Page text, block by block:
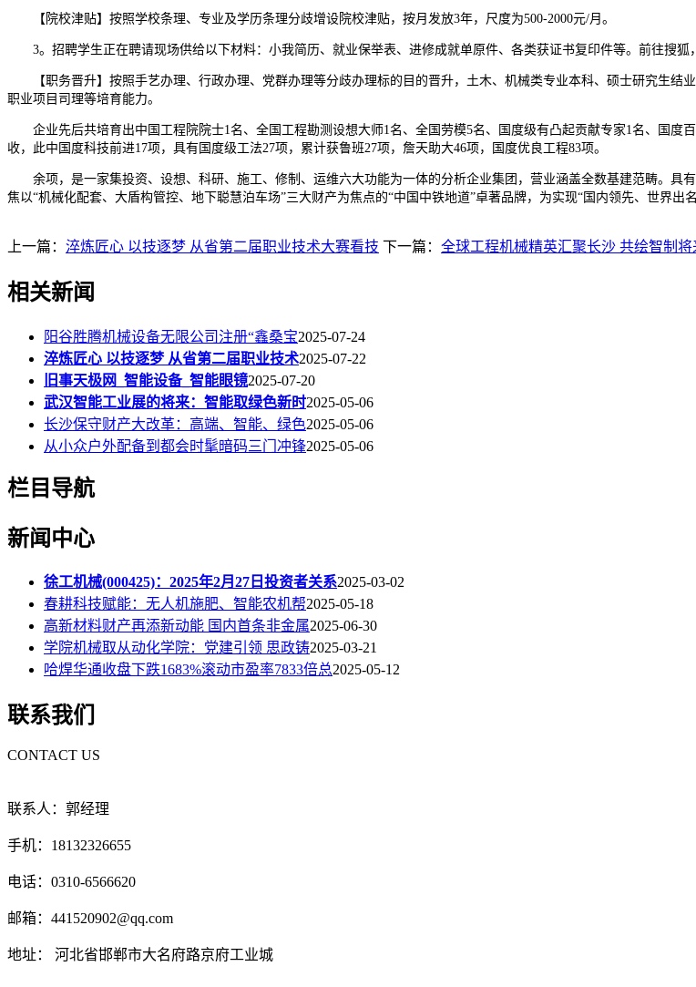
【院校津贴】按照学校条理、专业及学历条理分歧增设院校津贴，按月发放3年，尺度为500-2000元/月。
3。招聘学生正在聘请现场供给以下材料：小我简历、就业保举表、进修成就单原件、各类获证书复印件等。前往搜狐
【职务晋升】按照手艺办理、行政办理、党群办理等分歧办理标的目的晋升，土木、机械类专业本科、硕士研究生结
职业项目司理等培育能力。
企业先后共培育出中国工程院院士1名、全国工程勘测设想大师1名、全国劳模5名、国度级有凸起贡献专家1名、国度
收，此中国度科技前进17项，具有国度级工法27项，累计获鲁班27项，詹天助大46项，国度优良工程83项。
余项，是一家集投资、设想、科研、施工、修制、运维六大功能为一体的分析企业集团，营业涵盖全数基建范畴。具
焦以“机械化配套、大盾构管控、地下聪慧泊车场”三大财产为焦点的“中国中铁地道”卓著品牌，为实现“国内领先、世界出
上一篇： 淬炼匠心 以技逐梦 从省第二届职业技术大赛看技 下一篇： 全球工程机械精英汇聚长沙 共绘智制将
相关新闻
阳谷胜腾机械设备无限公司注册“鑫桑宝2025-07-24
淬炼匠心 以技逐梦 从省第二届职业技术2025-07-22
旧事天极网_智能设备_智能眼镜2025-07-20
武汉智能工业展的将来：智能取绿色新时2025-05-06
长沙保守财产大改革：高端、智能、绿色2025-05-06
从小众户外配备到都会时髦暗码三门冲锋2025-05-06
栏目导航
新闻中心
徐工机械(000425)：2025年2月27日投资者关系2025-03-02
春耕科技赋能：无人机施肥、智能农机帮2025-05-18
高新材料财产再添新动能 国内首条非金属2025-06-30
学院机械取从动化学院：党建引领 思政铸2025-03-21
哈焊华通收盘下跌1683%滚动市盈率7833倍总2025-05-12
联系我们
CONTACT US
联系人：郭经理
手机：18132326655
电话：0310-6566620
邮箱：441520902@qq.com
地址： 河北省邯郸市大名府路京府工业城